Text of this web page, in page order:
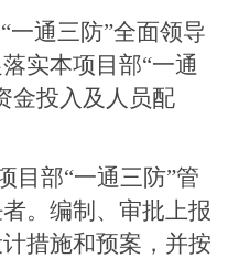
一通三防”全面领导
实本项目部“一通
金投入及人员配
目部“一通三防”管
。编制、审批上报
措施和预案，并按